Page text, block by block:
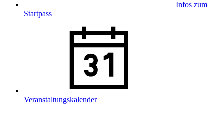
Infos zum
Startpass
Veranstaltungskalender